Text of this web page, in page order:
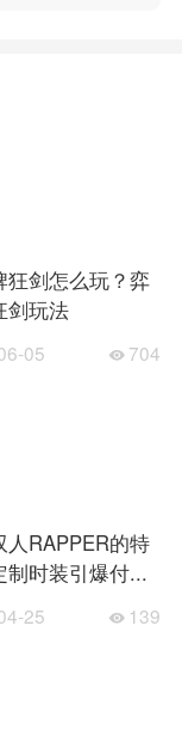
狂剑怎么玩？弈
剑玩法
05 704
人RAPPER的特
制时装引爆付...
25 139